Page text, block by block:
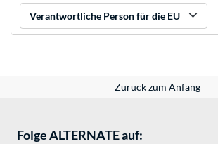
Verantwortliche Person für die EU
Zurück zum Anfang
Folge ALTERNATE auf: